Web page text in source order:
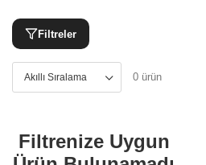
Filtreler
0 ürün